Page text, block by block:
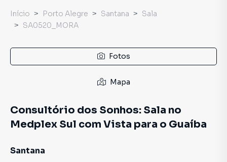
Início Porto Alegre Santana
Sala
SA0520_MORA
Fotos
Mapa
Consultório dos Sonhos: Sala no
Medplex Sul com Vista para o Guaíba
Santana